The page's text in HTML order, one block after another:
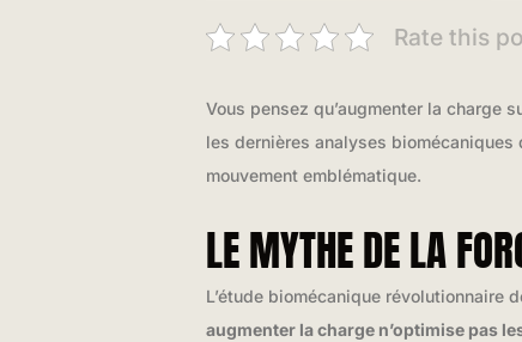
Rate this
Vous pensez qu’augmenter la charge
les dernières analyses biomécaniques
mouvement emblématique.
LE MYTHE DE LA
L’étude biomécanique révolutionnaire
augmenter la charge n’optimise pas